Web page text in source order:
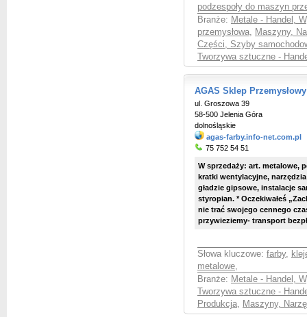
podzespoły do maszyn
Branże: Metale - Handel,
przemysłowa, Maszyny,
Części, Szyby
Tworzywa sztuczne -
AGAS Sklep Przemysłowy
ul. Groszowa 39
58-500 Jelenia Góra
dolnośląskie
agas-farby.info-net.com.pl
75 752 54 51
W sprzedaży: art. metalowe,
kratki wentylacyjne,
gładzie gipsowe, instalacje
styropian. * Oczekiwałeś
nie trać swojego cennego
przywieziemy- transport
Słowa kluczowe: farby,
metalowe,
Branże: Metale - Handel,
Tworzywa sztuczne -
Produkcja, Maszyny,